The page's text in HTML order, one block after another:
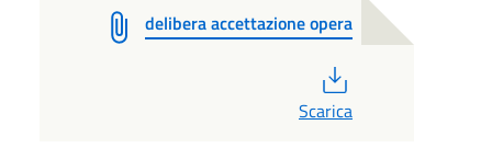
delibera accettazione opera
Scarica